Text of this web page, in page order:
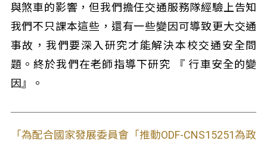
與煞車的影響，但我們擔任交通服務隊經驗上告知
我們不只課本這些，還有一些變因可導致更大交通
事故，我們要深入研究才能解決本校交通安全問
題。終於我們在老師指導下研究 『 行車安全的變
因』。
「為配合國家發展委員會「推動ODF-CNS15251為政